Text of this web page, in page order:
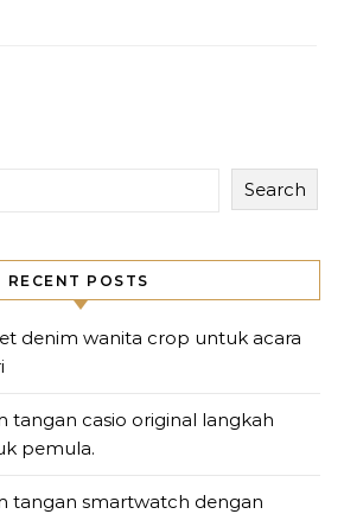
Search
RECENT POSTS
denim wanita crop untuk acara
tangan casio original langkah
pemula.
tangan smartwatch dengan